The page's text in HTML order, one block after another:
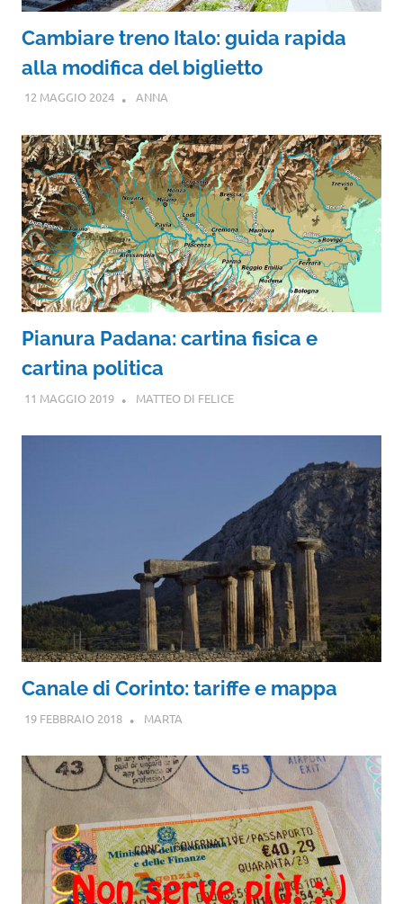
Cambiare treno Italo: guida rapida
alla modifica del biglietto
12 MAGGIO 2024 ANNA
Pianura Padana: cartina fisica e
cartina politica
11 MAGGIO 2019 MATTEO DI FELICE
Canale di Corinto: tariffe e mappa
19 FEBBRAIO 2018 MARTA